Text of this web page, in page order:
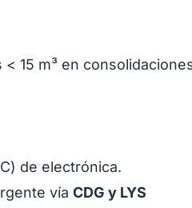
15 m³ en
de electrónica.
vía CDG y LYS